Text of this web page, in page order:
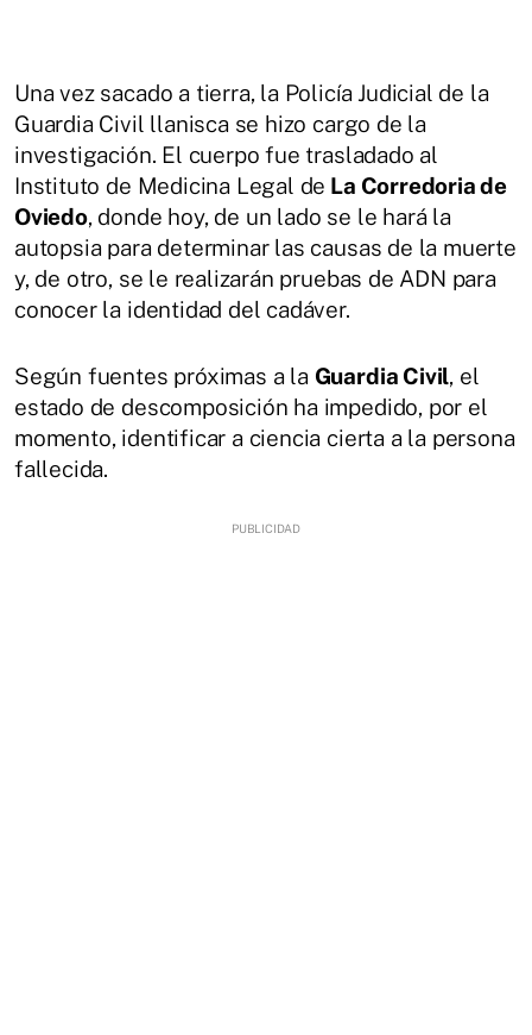
Una vez sacado a tierra, la Policía Judicial de la
Guardia Civil llanisca se hizo cargo de la
investigación. El cuerpo fue trasladado al
Instituto de Medicina Legal de La Corredoria de
Oviedo, donde hoy, de un lado se le hará la
autopsia para determinar las causas de la muerte
y, de otro, se le realizarán pruebas de ADN para
conocer la identidad del cadáver.
Según fuentes próximas a la Guardia Civil, el
estado de descomposición ha impedido, por el
momento, identificar a ciencia cierta a la persona
fallecida.